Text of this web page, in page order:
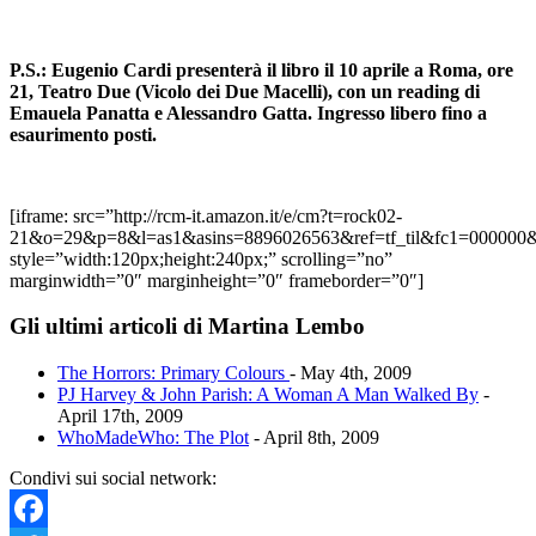
P.S.: Eugenio Cardi presenterà il libro il 10 aprile a Roma, ore
21, Teatro Due (Vicolo dei Due Macelli), con un reading di
Emauela Panatta e Alessandro Gatta. Ingresso libero fino a
esaurimento posti.
[iframe: src=”http://rcm-it.amazon.it/e/cm?t=rock02-
style=”width:120px;height:240px;” scrolling=”no”
marginwidth=”0″ marginheight=”0″ frameborder=”0″]
Gli ultimi articoli di Martina Lembo
The Horrors: Primary Colours - May 4th, 2009
PJ Harvey & John Parish: A Woman A Man Walked By -
April 17th, 2009
WhoMadeWho: The Plot - April 8th, 2009
Condivi sui social network: